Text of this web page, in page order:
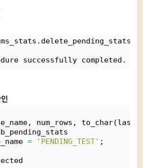
successfully completed.
num_rows,
= 'PENDING_TEST' ;